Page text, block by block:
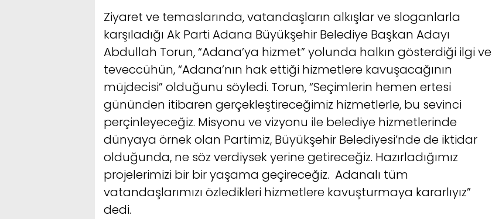
Ziyaret ve temaslarında, vatandaşların alkışlar ve sloganlarla
karşıladığı Ak Parti Adana Büyükşehir Belediye Başkan Adayı
Abdullah Torun, “Adana’ya hizmet” yolunda halkın gösterdiği ilgi ve
teveccühün, “Adana’nın hak ettiği hizmetlere kavuşacağının
müjdecisi” olduğunu söyledi. Torun, “Seçimlerin hemen ertesi
gününden itibaren gerçekleştireceğimiz hizmetlerle, bu sevinci
perçinleyeceğiz. Misyonu ve vizyonu ile belediye hizmetlerinde
dünyaya örnek olan Partimiz, Büyükşehir Belediyesi’nde de iktidar
olduğunda, ne söz verdiysek yerine getireceğiz. Hazırladığımız
projelerimizi bir bir yaşama geçireceğiz. Adanalı tüm
vatandaşlarımızı özledikleri hizmetlere kavuşturmaya kararlıyız”
dedi.